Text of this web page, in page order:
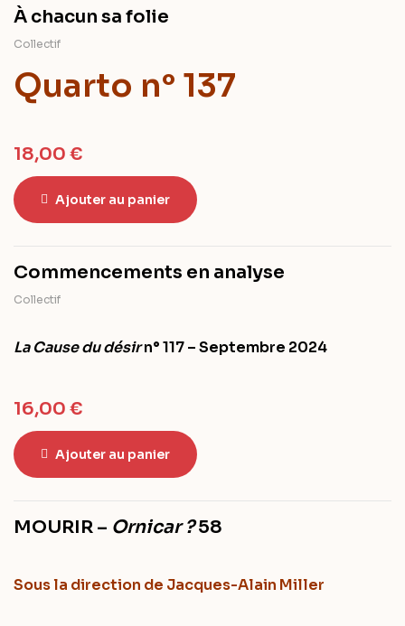
À chacun sa folie
Collectif
Quarto n° 137
18,00 €
Ajouter au panier
Commencements en analyse
Collectif
La Cause du désirn° 117 – Septembre 2024
16,00 €
Ajouter au panier
MOURIR – Ornicar ?58
Sous la direction de Jacques-Alain Miller